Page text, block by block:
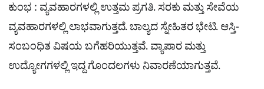
ಕುಂಭ : ವ್ಯವಹಾರಗಳಲ್ಲಿ ಉತ್ತಮ ಪ್ರಗತಿ. ಸರಕು ಮತ್ತು ಸೇವೆಯ
ವ್ಯವಹಾರಗಳಲ್ಲಿ ಲಾಭವಾಗುತ್ತದೆ. ಬಾಲ್ಯದ ಸ್ನೇಹಿತರ ಭೇಟಿ. ಆಸ್ತಿ-
ಸಂಬಂಧಿತ ವಿಷಯ ಬಗೆಹರಿಯುತ್ತವೆ. ವ್ಯಾಪಾರ ಮತ್ತು
ಉದ್ಯೋಗಗಳಲ್ಲಿ ಇದ್ದ ಗೊಂದಲಗಳು ನಿವಾರಣೆಯಾಗುತ್ತವೆ.